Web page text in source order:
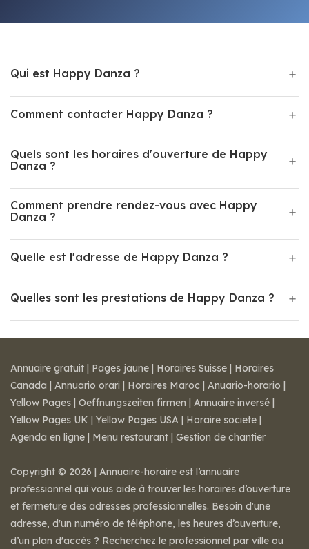
Qui est Happy Danza ?
Comment contacter Happy Danza ?
Quels sont les horaires d'ouverture de Happy
Danza ?
Comment prendre rendez-vous avec Happy
Danza ?
Quelle est l'adresse de Happy Danza ?
Quelles sont les prestations de Happy Danza ?
Annuaire gratuit | Pages jaune | Horaires Suisse | Horaires
Canada | Annuario orari | Horaires Maroc | Anuario-horario |
Yellow Pages | Oeffnungszeiten firmen | Annuaire inversé |
Yellow Pages UK | Yellow Pages USA | Horaire societe |
Agenda en ligne | Menu restaurant | Gestion de chantier
Copyright © 2026 | Annuaire-horaire est l’annuaire
professionnel qui vous aide à trouver les horaires d’ouverture
et fermeture des adresses professionnelles. Besoin d'une
adresse, d'un numéro de téléphone, les heures d’ouverture,
d’un plan d'accès ? Recherchez le professionnel par ville ou